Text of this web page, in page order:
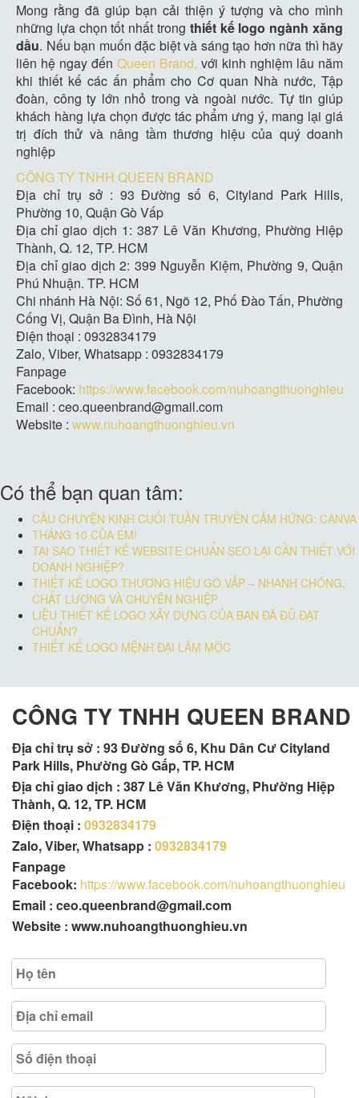
Mong rằng đã giúp bạn cải thiện ý tượng và cho mình
những lựa chọn tốt nhất trong thiết kế logo ngành xăng
dầu. Nếu bạn muốn đặc biệt và sáng tạo hơn nữa thì hãy
liên hệ ngay đến Queen Brand, với kinh nghiệm lâu năm
khi thiết kế các ấn phẩm cho Cơ quan Nhà nước, Tập
đoàn, công ty lớn nhỏ trong và ngoài nước. Tự tin giúp
khách hàng lựa chọn được tác phẩm ưng ý, mang lại giá
trị đích thử và nâng tầm thương hiệu của quý doanh
nghiệp
CÔNG TY TNHH QUEEN BRAND
Địa chỉ trụ sở : 93 Đường số 6, Cityland Park Hills,
Phường 10, Quận Gò Vấp
Địa chỉ giao dịch 1: 387 Lê Văn Khương, Phường Hiệp
Thành, Q. 12, TP. HCM
Địa chỉ giao dịch 2: 399 Nguyễn Kiệm, Phường 9, Quận
Phú Nhuận. TP. HCM
Chi nhánh Hà Nội: Số 61, Ngõ 12, Phố Đào Tấn, Phường
Cống Vị, Quận Ba Đình, Hà Nội
Điện thoại : 0932834179
Zalo, Viber, Whatsapp : 0932834179
Fanpage
Facebook: https://www.facebook.com/nuhoangthuonghieu
Email : ceo.queenbrand@gmail.com
Website : www.nuhoangthuonghieu.vn
Có thể bạn quan tâm:
CÂU CHUYỆN KINH CUỐI TUẦN TRUYỀN CẢM HỨNG: CANVA
THÁNG 10 CỦA EM!
TẠI SAO THIẾT KẾ WEBSITE CHUẨN SEO LẠI CẦN THIẾT VỚI
DOANH NGHIỆP?
THIẾT KẾ LOGO THƯƠNG HIỆU GÒ VẤP – NHANH CHÓNG,
CHẤT LƯỢNG VÀ CHUYÊN NGHIỆP
LIỆU THIẾT KẾ LOGO XÂY DỰNG CỦA BẠN ĐÃ ĐỦ ĐẠT
CHUẨN?
THIẾT KẾ LOGO MỆNH ĐẠI LÂM MỘC
CÔNG TY TNHH QUEEN BRAND
Địa chỉ trụ sở : 93 Đường số 6, Khu Dân Cư Cityland
Park Hills, Phường Gò Gấp, TP. HCM
Địa chỉ giao dịch : 387 Lê Văn Khương, Phường Hiệp
Thành, Q. 12, TP. HCM
Điện thoại : 0932834179
Zalo, Viber, Whatsapp : 0932834179
Fanpage
Facebook: https://www.facebook.com/nuhoangthuonghieu
Email : ceo.queenbrand@gmail.com
Website : www.nuhoangthuonghieu.vn